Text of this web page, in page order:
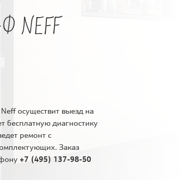
NEFF
осуществит выезд на
бесплатную диагностику
ремонт с
Заказ
+7 (495) 137-98-50